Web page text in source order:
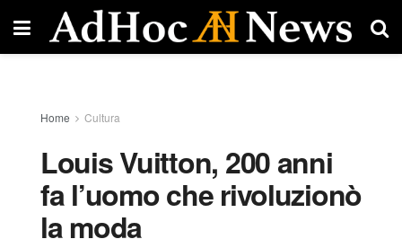
Home Cultura
Louis Vuitton, 200 anni
fa l’uomo che rivoluzionò
la moda